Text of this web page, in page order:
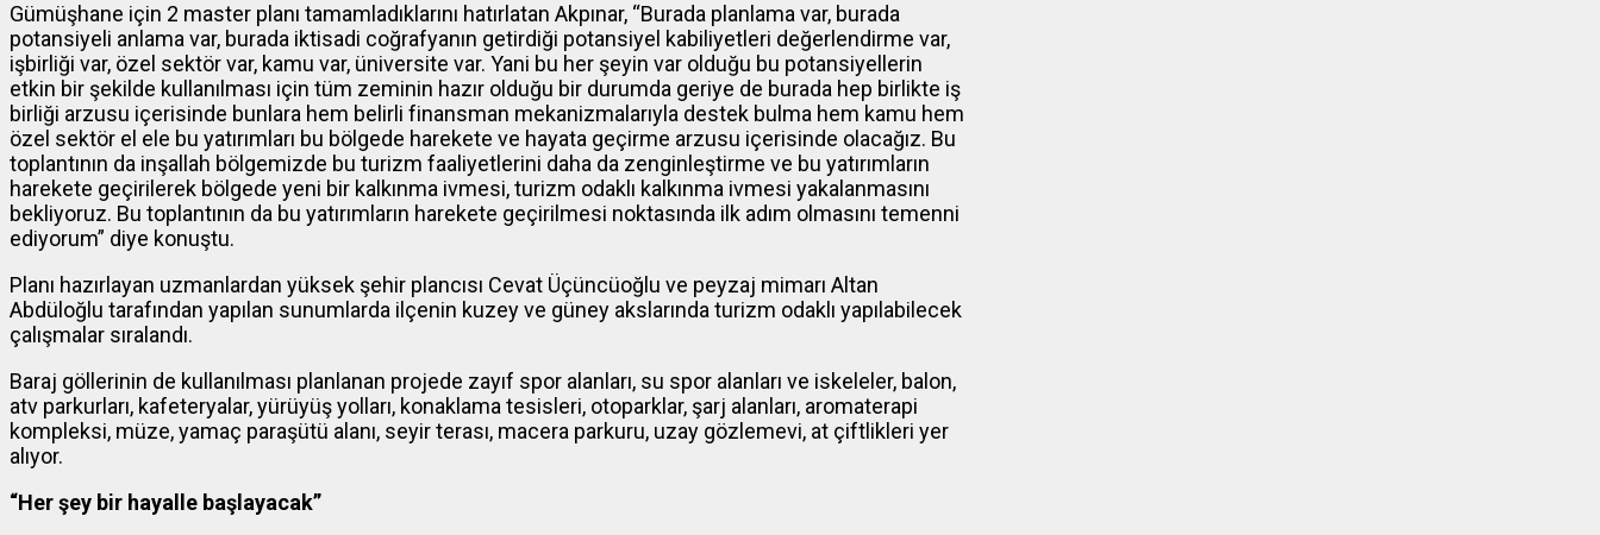
Gümüşhane için 2 master planı tamamladıklarını hatırlatan Akpınar, “Burada planlama var, burada
potansiyeli anlama var, burada iktisadi coğrafyanın getirdiği potansiyel kabiliyetleri değerlendirme var,
işbirliği var, özel sektör var, kamu var, üniversite var. Yani bu her şeyin var olduğu bu potansiyellerin
etkin bir şekilde kullanılması için tüm zeminin hazır olduğu bir durumda geriye de burada hep birlikte iş
birliği arzusu içerisinde bunlara hem belirli finansman mekanizmalarıyla destek bulma hem kamu hem
özel sektör el ele bu yatırımları bu bölgede harekete ve hayata geçirme arzusu içerisinde olacağız. Bu
toplantının da inşallah bölgemizde bu turizm faaliyetlerini daha da zenginleştirme ve bu yatırımların
harekete geçirilerek bölgede yeni bir kalkınma ivmesi, turizm odaklı kalkınma ivmesi yakalanmasını
bekliyoruz. Bu toplantının da bu yatırımların harekete geçirilmesi noktasında ilk adım olmasını temenni
ediyorum” diye konuştu.
Planı hazırlayan uzmanlardan yüksek şehir plancısı Cevat Üçüncüoğlu ve peyzaj mimarı Altan
Abdüloğlu tarafından yapılan sunumlarda ilçenin kuzey ve güney akslarında turizm odaklı yapılabilecek
çalışmalar sıralandı.
Baraj göllerinin de kullanılması planlanan projede zayıf spor alanları, su spor alanları ve iskeleler, balon,
atv parkurları, kafeteryalar, yürüyüş yolları, konaklama tesisleri, otoparklar, şarj alanları, aromaterapi
kompleksi, müze, yamaç paraşütü alanı, seyir terası, macera parkuru, uzay gözlemevi, at çiftlikleri yer
alıyor.
“Her şey bir hayalle başlayacak”